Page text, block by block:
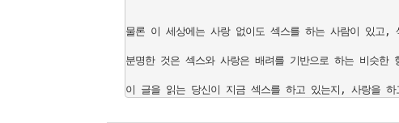
물론 이 세상에는 사랑 없이도 섹스를 하는 사람이 있고,
분명한 것은 섹스와 사랑은 배려를 기반으로 하는 비슷한